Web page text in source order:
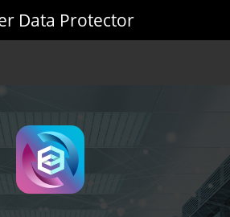
Data Protector